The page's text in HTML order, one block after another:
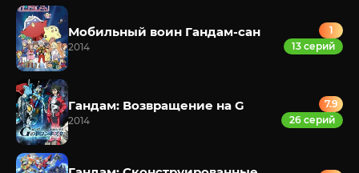
Мобильный воин Гандам-сан
2014
1
13 серий
Гандам: Возвращение на G
2014
7.9
26 серий